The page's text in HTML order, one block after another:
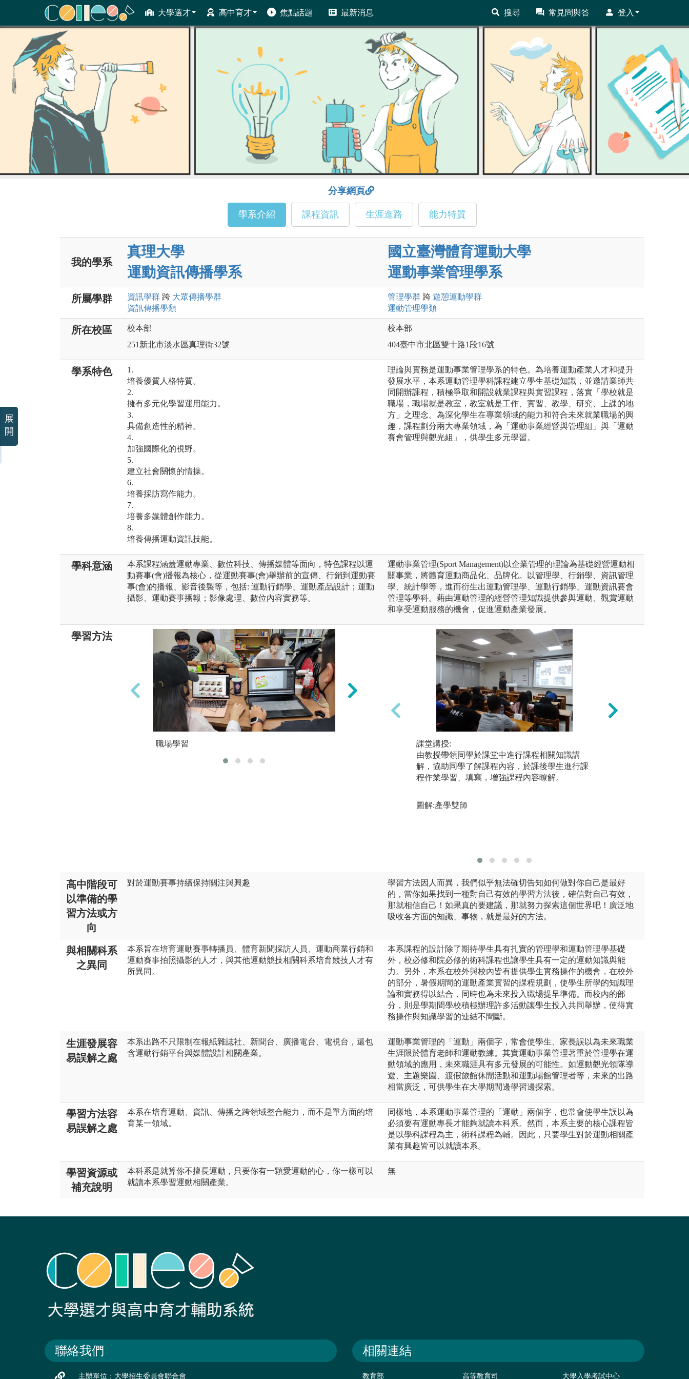
大學選才 高中育才 焦點話題 最新消息 搜尋 常見問與答 登入
ColleGo! 大學選才與高中育才輔助系統
分享網頁
學系介紹 課程資訊 生涯進路 能力特質
我的學系
真理大學
運動資訊傳播學系
國立臺灣體育運動大學
運動事業管理學系
所屬學群 資訊學群 跨 大眾傳播學群
資訊傳播學類
管理學群 跨 遊憩運動學群
運動管理學類
所在校區
校本部
251新北市淡水區真理街32號
校本部
404臺中市北區雙十路1段16號
學系特色
1.
培養優質人格特質。
2.
擁有多元化學習運用能力。
3.
具備創造性的精神。
4.
加強國際化的視野。
5.
建立社會關懷的情操。
6.
培養採訪寫作能力。
7.
培養多媒體創作能力。
8.
培養傳播運動資訊技能。
理論與實務是運動事業管理學系的特色。為培養運動產業人才和提升
發展水平，本系運動管理學科課程建立學生基礎知識，並邀請業師共
同開辦課程，積極爭取和開設就業課程與實習課程，落實「學校就是
職場，職場就是教室，教室就是工作、實習、教學、研究、上課的地
方」之理念。為深化學生在專業領域的能力和符合未來就業職場的興
趣，課程劃分兩大專業領域，為「運動事業經營與管理組」與「運動
賽會管理與觀光組」，供學生多元學習。
學科意涵
本系課程涵蓋運動專業、數位科技、傳播媒體等面向，特色課程以運
動賽事(會)播報為核心，從運動賽事(會)舉辦前的宣傳、行銷到運動賽
事(會)的播報、影音後製等，包括: 運動行銷學、運動產品設計；運動
攝影、運動賽事播報；影像處理、數位內容實務等。
運動事業管理(Sport Management)以企業管理的理論為基礎經營運動相
關事業，將體育運動商品化、品牌化。以管理學、行銷學、資訊管理
學、統計學等，進而衍生出運動管理學、運動行銷學、運動資訊賽會
管理等學科。藉由運動管理的經營管理知識提供參與運動、觀賞運動
和享受運動服務的機會，促進運動產業發展。
學習方法
職場學習 上機實作課堂講授:
由教授帶領同學於課堂中進行課程相關知識講
解，協助同學了解課程內容，於課後學生進行課
程作業學習、填寫，增強課程內容瞭解。
圖解:產學雙師
高中階段可
以準備的學
習方法或方
向
對於運動賽事持續保持關注與興趣
學習方法因人而異，我們似乎無法確切告知如何做對你自己是最好
的，當你如果找到一種對自己有效的學習方法後，確信對自己有效，
那就相信自己！如果真的要建議，那就努力探索這個世界吧！廣泛地
吸收各方面的知識、事物，就是最好的方法。
與相關科系
之異同
本系旨在培育運動賽事轉播員、體育新聞採訪人員、運動商業行銷和
運動賽事拍照攝影的人才，與其他運動競技相關科系培育競技人才有
所異同。
本系課程的設計除了期待學生具有扎實的管理學和運動管理學基礎
外，校必修和院必修的術科課程也讓學生具有一定的運動知識與能
力。另外，本系在校外與校內皆有提供學生實務操作的機會，在校外
的部分，暑假期間的運動產業實習的課程規劃，使學生所學的知識理
論和實務得以結合，同時也為未來投入職場提早準備。而校內的部
分，則是學期間學校積極辦理許多活動讓學生投入共同舉辦，使得實
務操作與知識學習的連結不間斷。
生涯發展容
易誤解之處
本系出路不只限制在報紙雜誌社、新聞台、廣播電台、電視台，還包
含運動行銷平台與媒體設計相關產業。
運動事業管理的「運動」兩個字，常會使學生、家長誤以為未來職業
生涯限於體育老師和運動教練。其實運動事業管理著重於管理學在運
動領域的應用，未來職涯具有多元發展的可能性。如運動觀光領隊導
遊、主題樂園、渡假旅館休閒活動和運動場館管理者等，未來的出路
相當廣泛，可供學生在大學期間邊學習邊探索。
學習方法容
易誤解之處
本系在培育運動、資訊、傳播之跨領域整合能力，而不是單方面的培
育某一領域。
同樣地，本系運動事業管理的「運動」兩個字，也常會使學生誤以為
必須要有運動專長才能夠就讀本科系。然而，本系主要的核心課程皆
是以學科課程為主，術科課程為輔。因此，只要學生對於運動相關產
業有興趣皆可以就讀本系。
學習資源或
補充說明
本科系是就算你不擅長運動，只要你有一顆愛運動的心，你一樣可以
就讀本系學習運動相關產業。
無
聯絡我們
主辦單位：大學招生委員會聯合會
相關連結
教育部 高等教育司 大學入學考試中心
展
開